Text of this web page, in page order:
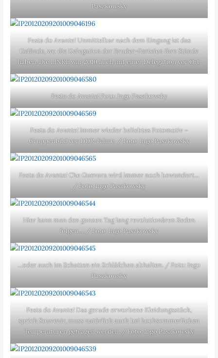
Paszkowsky
Festa do Avante! Unmittelbar nach dem Eingang ist das
Gelände, wo die Delegation der Bruder-Parteien ihre Stände
haben. Die LINKE war 2010 auch mit einer Delegation vor Ort.
Festa do Avante! Foto: Ingo Paszkowsky
Festa do Avante! Immer wieder beliebtes Fotomotiv –
Gruppenbild vor DDR-Fahne. / Foto: Ingo Paszkowsky
Festa do Avante! Che Guevara wird immer noch bewundert…
/ Foto: Ingo Paszkowsky
Hier kann man den ganzen Tag lang revolutionären Reden
folgen…. / Foto: Ingo Paszkowsky
…oder auch im Schatten ein Schläfchen abhalten. / Foto: Ingo
Paszkowsky
Festa do Avante! Das gerade erworbene Kleidungsstück,
sprich Souvenir, muss natürlich auch bei hochsommerlichen
Temperaturen getragen werden. / Foto: Ingo Paszkowsky